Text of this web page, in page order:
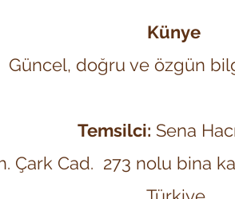
Olmanın Derin Anlamı
Künye
Güncel, doğru ve özgün
Temsilci: Sena
Çark Cad. 273 nolu bina